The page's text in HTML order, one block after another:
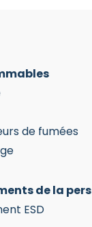
de fumées
de la
ESD